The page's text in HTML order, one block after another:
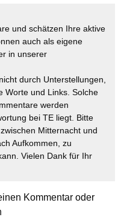
und schätzen Ihre aktive
auch als eigene
in unserer
durch Unterstellungen,
Worte und Links. Solche
werden
bei TE liegt. Bitte
Mitternacht und
Aufkommen, zu
Vielen Dank für Ihr
Kommentar oder